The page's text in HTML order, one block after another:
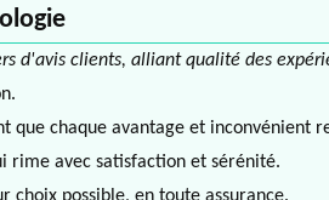
d'avis clients, alliant qualité des
que chaque avantage et inconvénient
rime avec satisfaction et sérénité.